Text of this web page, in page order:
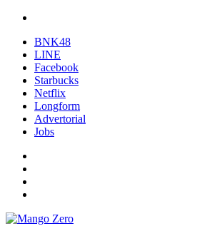
BNK48
LINE
Facebook
Starbucks
Netflix
Longform
Advertorial
Jobs